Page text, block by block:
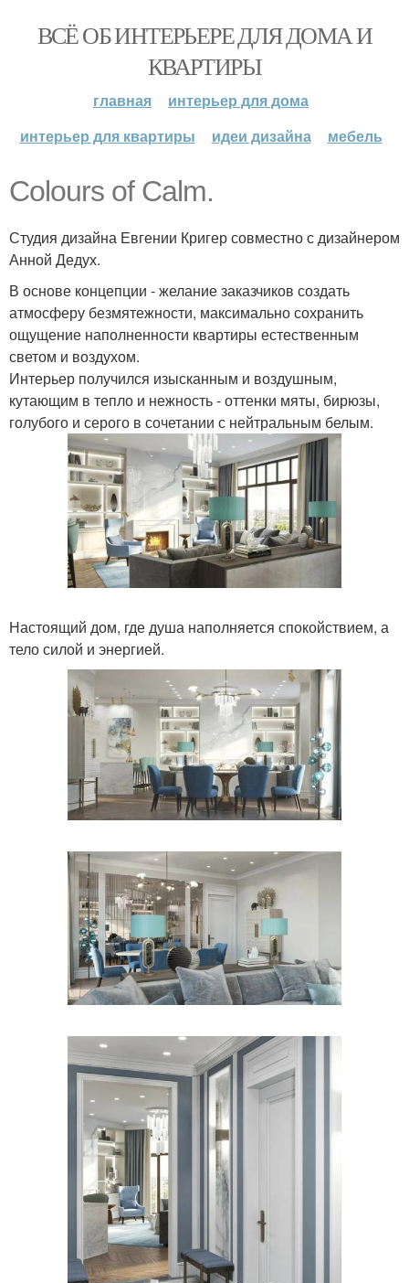
ВСЁ ОБ ИНТЕРЬЕРЕ ДЛЯ ДОМА И
КВАРТИРЫ
главная
интерьер для дома
интерьер для квартиры
идеи дизайна мебель
Colours of Calm.
Студия дизайна Евгении Кригер совместно с дизайнером
Анной Дедух.
В основе концепции - желание заказчиков создать
атмосферу безмятежности, максимально сохранить
ощущение наполненности квартиры естественным
светом и воздухом.
Интерьер получился изысканным и воздушным,
кутающим в тепло и нежность - оттенки мяты, бирюзы,
голубого и серого в сочетании с нейтральным белым.
Настоящий дом, где душа наполняется спокойствием, а
тело силой и энергией.